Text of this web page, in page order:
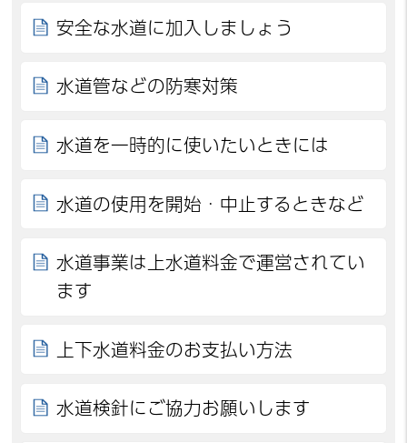
安全な水道に加入しましょう
水道管などの防寒対策
水道を一時的に使いたいときには
水道の使用を開始・中止するときなど
水道事業は上水道料金で運営されてい
ます
上下水道料金のお支払い方法
水道検針にご協力お願いします